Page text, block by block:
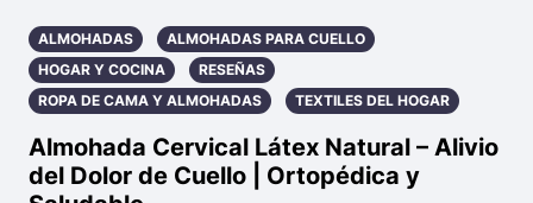
ALMOHADAS
ALMOHADAS PARA CUELLO
HOGAR Y COCINA
RESEÑAS
ROPA DE CAMA Y ALMOHADAS
TEXTILES DEL HOGAR
Almohada Cervical Látex Natural – Alivio
del Dolor de Cuello | Ortopédica y